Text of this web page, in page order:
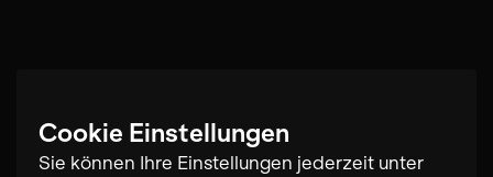
Cookie Einstellungen
Sie können Ihre Einstellungen jederzeit unter